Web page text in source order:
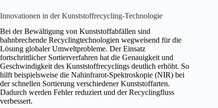
Innovationen in der Kunststoffrecycling-Technologie
Bei der Bewältigung von Kunststoffabfällen sind
bahnbrechende Recyclingtechnologien wegweisend für die
Lösung globaler Umweltprobleme. Der Einsatz
fortschrittlicher Sortierverfahren hat die Genauigkeit und
Geschwindigkeit des Kunststoffrecyclings deutlich erhöht. So
hilft beispielsweise die Nahinfrarot-Spektroskopie (NIR) bei
der schnellen Sortierung verschiedener Kunststoffarten.
Dadurch werden Fehler reduziert und der Recyclingfluss
verbessert.